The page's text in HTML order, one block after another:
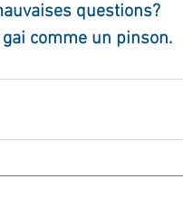
questions?
comme un pinson.